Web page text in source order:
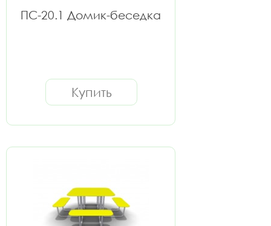
ПС-20.1 Домик-беседка
Купить